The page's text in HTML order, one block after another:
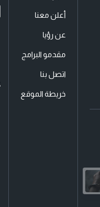
أعلن معنا
عن رؤيا
مقدمو البرامج
اتصل بنا
خريطة الموقع